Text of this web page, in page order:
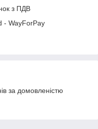
з ПДВ
- WayForPay
за домовленістю